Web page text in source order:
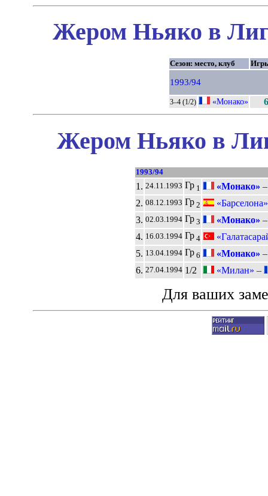
Жером Ньяко в
Сезон: место, клуб
1993/94
3–4 (1/2) «Монако» 6
Жером Ньяко в
1993/94
1. 24.11.1993 Гр 1 «Монако»
2. 08.12.1993 Гр 2
3. 02.03.1994 Гр 3 «Монако»
4. 16.03.1994 Гр 4
5. 13.04.1994 Гр 6 «Монако»
6. 27.04.1994 1/2 «Милан» –
Для ваших